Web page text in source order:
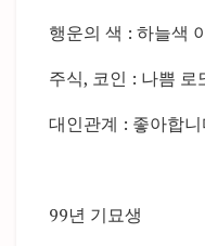
행운의 색 : 하늘색
주식, 코인 : 나쁨 로
대인관계 : 좋아합니
99년 기묘생